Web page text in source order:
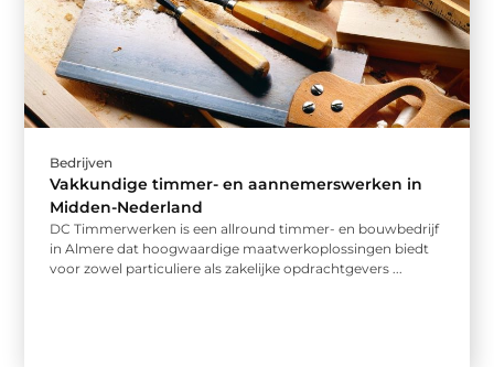
Bedrijven
Vakkundige timmer- en aannemerswerken in
Midden-Nederland
DC Timmerwerken is een allround timmer- en bouwbedrijf
in Almere dat hoogwaardige maatwerkoplossingen biedt
voor zowel particuliere als zakelijke opdrachtgevers ...